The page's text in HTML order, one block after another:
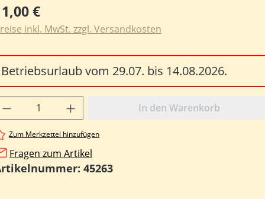
Preis:
€
inkl. MwSt. zzgl. Versandkosten
Betriebsurlaub vom 29.07. bis 14.08.2026.
Anzahl: Gib den gewünschten
In den Warenkorb
Zum Merkzettel hinzufügen
Fragen zum Artikel
45263